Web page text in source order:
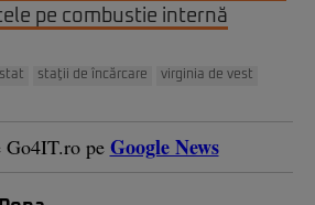
pe combustie internă
stat staţii de încărcare virginia de vest
Go4IT.ro pe Google News